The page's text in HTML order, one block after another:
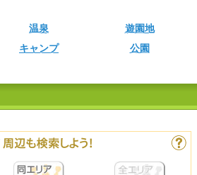
温泉
遊園地
キャンプ 公園